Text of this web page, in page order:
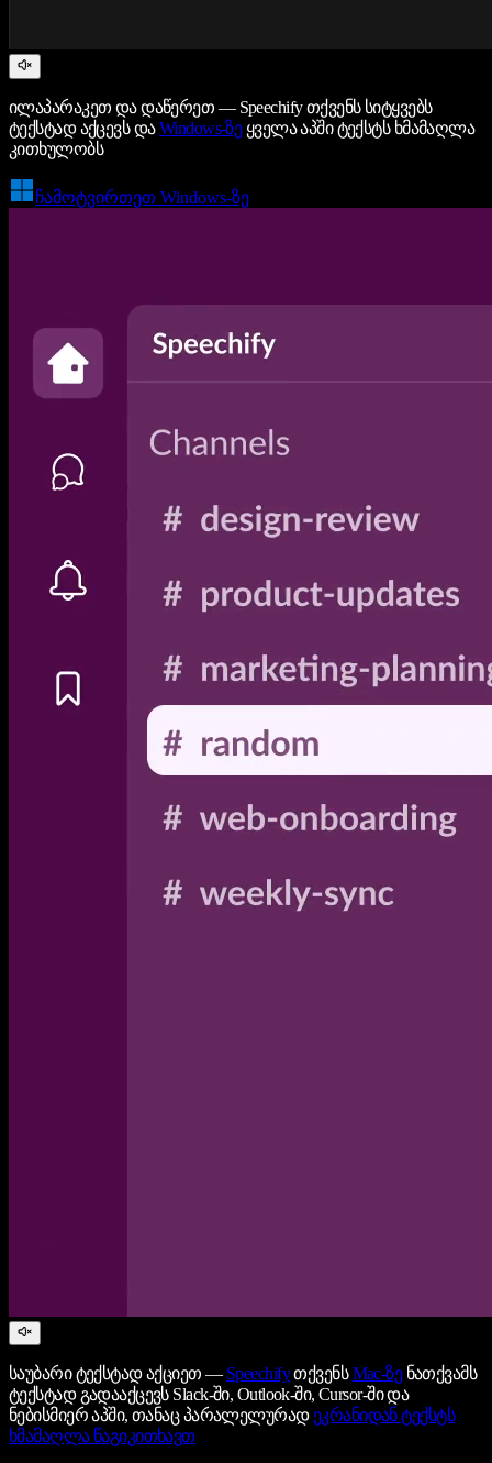
ილაპარაკეთ და დაწერეთ — Speechify თქვენს სიტყვებს
ტექსტად აქცევს დაWindows-ზეყველა აპში ტექსტს ხმამაღლა
კითხულობს
ჩამოტვირთეთ Windows-ზე
საუბარი ტექსტად აქციეთ — SpeechifyთქვენსMac-ზენათქვამს
ტექსტად გადააქცევს Slack-ში, Outlook-ში, Cursor-ში და
ნებისმიერ აპში, თანაც პარალელურად ეკრანიდან ტექსტს
ხმამაღლა წაგიკითხავთ